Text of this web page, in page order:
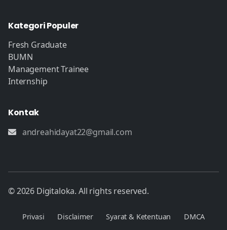
Kategori Populer
Fresh Graduate
BUMN
Management Trainee
Internship
Kontak
andreahidayat22@gmail.com
© 2026 Digitaloka. All rights reserved.
Privasi Disclaimer Syarat & Ketentuan DMCA